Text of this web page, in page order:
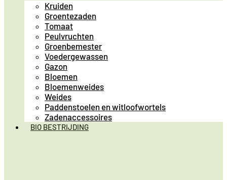
Kruiden
Groentezaden
Tomaat
Peulvruchten
Groenbemester
Voedergewassen
Gazon
Bloemen
Bloemenweides
Weides
Paddenstoelen en witloofwortels
Zadenaccessoires
BIO BESTRIJDING